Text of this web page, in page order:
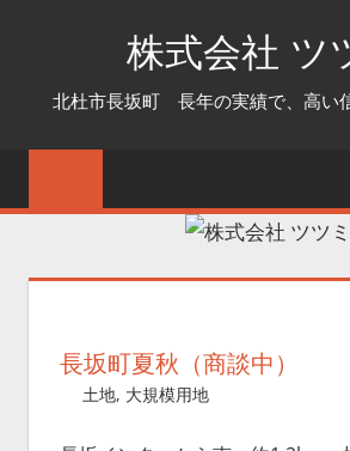
株式会社 ツ
北杜市長坂町 長年の実績で、高い
長坂町夏秋（商談中）
2025年7月24日
e-tutumi_nagasaka
土地, 大規模用地